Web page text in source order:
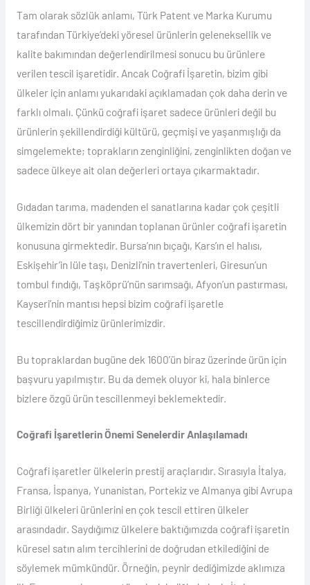
Tam olarak sözlük anlamı, Türk Patent ve Marka Kurumu
tarafından Türkiye’deki yöresel ürünlerin geleneksellik ve
kalite bakımından değerlendirilmesi sonucu bu ürünlere
verilen tescil işaretidir. Ancak Coğrafi İşaretin, bizim gibi
ülkeler için anlamı yukarıdaki açıklamadan çok daha derin ve
farklı olmalı. Çünkü coğrafi işaret sadece ürünleri değil bu
ürünlerin şekillendirdiği kültürü, geçmişi ve yaşanmışlığı da
simgelemekte; toprakların zenginliğini, zenginlikten doğan ve
sadece ülkeye ait olan değerleri ortaya çıkarmaktadır.
Gıdadan tarıma, madenden el sanatlarına kadar çok çeşitli
ülkemizin dört bir yanından toplanan ürünler coğrafi işaretin
konusuna girmektedir. Bursa’nın bıçağı, Kars’ın el halısı,
Eskişehir’in lüle taşı, Denizli’nin travertenleri, Giresun’un
tombul fındığı, Taşköprü’nün sarımsağı, Afyon’un pastırması,
Kayseri’nin mantısı hepsi bizim coğrafi işaretle
tescillendirdiğimiz ürünlerimizdir.
Bu topraklardan bugüne dek 1600’ün biraz üzerinde ürün için
başvuru yapılmıştır. Bu da demek oluyor ki, hala binlerce
bizlere özgü ürün tescillenmeyi beklemektedir.
Coğrafi İşaretlerin Önemi Senelerdir Anlaşılamadı
Coğrafi işaretler ülkelerin prestij araçlarıdır. Sırasıyla İtalya,
Fransa, İspanya, Yunanistan, Portekiz ve Almanya gibi Avrupa
Birliği ülkeleri ürünlerini en çok tescil ettiren ülkeler
arasındadır. Saydığımız ülkelere baktığımızda coğrafi işaretin
küresel satın alım tercihlerini de doğrudan etkilediğini de
söylemek mümkündür. Örneğin, peynir dediğimizde aklımıza